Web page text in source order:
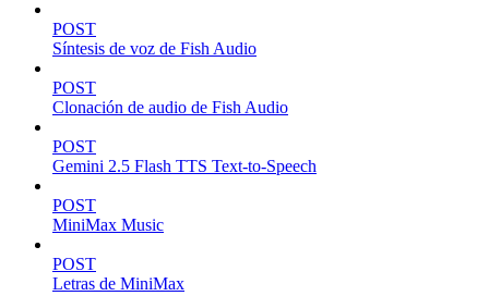
POST
Síntesis de voz de Fish Audio
POST
Clonación de audio de Fish Audio
POST
Gemini 2.5 Flash TTS Text-to-Speech
POST
MiniMax Music
POST
Letras de MiniMax